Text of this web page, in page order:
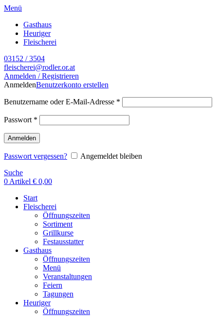
Menü
Gasthaus
Heuriger
Fleischerei
03152 / 3504
fleischerei@rodler.or.at
Anmelden / Registrieren
AnmeldenBenutzerkonto erstellen
Benutzername oder E-Mail-Adresse *
Passwort *
Anmelden
Passwort vergessen?
Angemeldet bleiben
Suche
0 Artikel € 0,00
Start
Fleischerei
Öffnungszeiten
Sortiment
Grillkurse
Festausstatter
Gasthaus
Öffnungszeiten
Menü
Veranstaltungen
Feiern
Tagungen
Heuriger
Öffnungszeiten